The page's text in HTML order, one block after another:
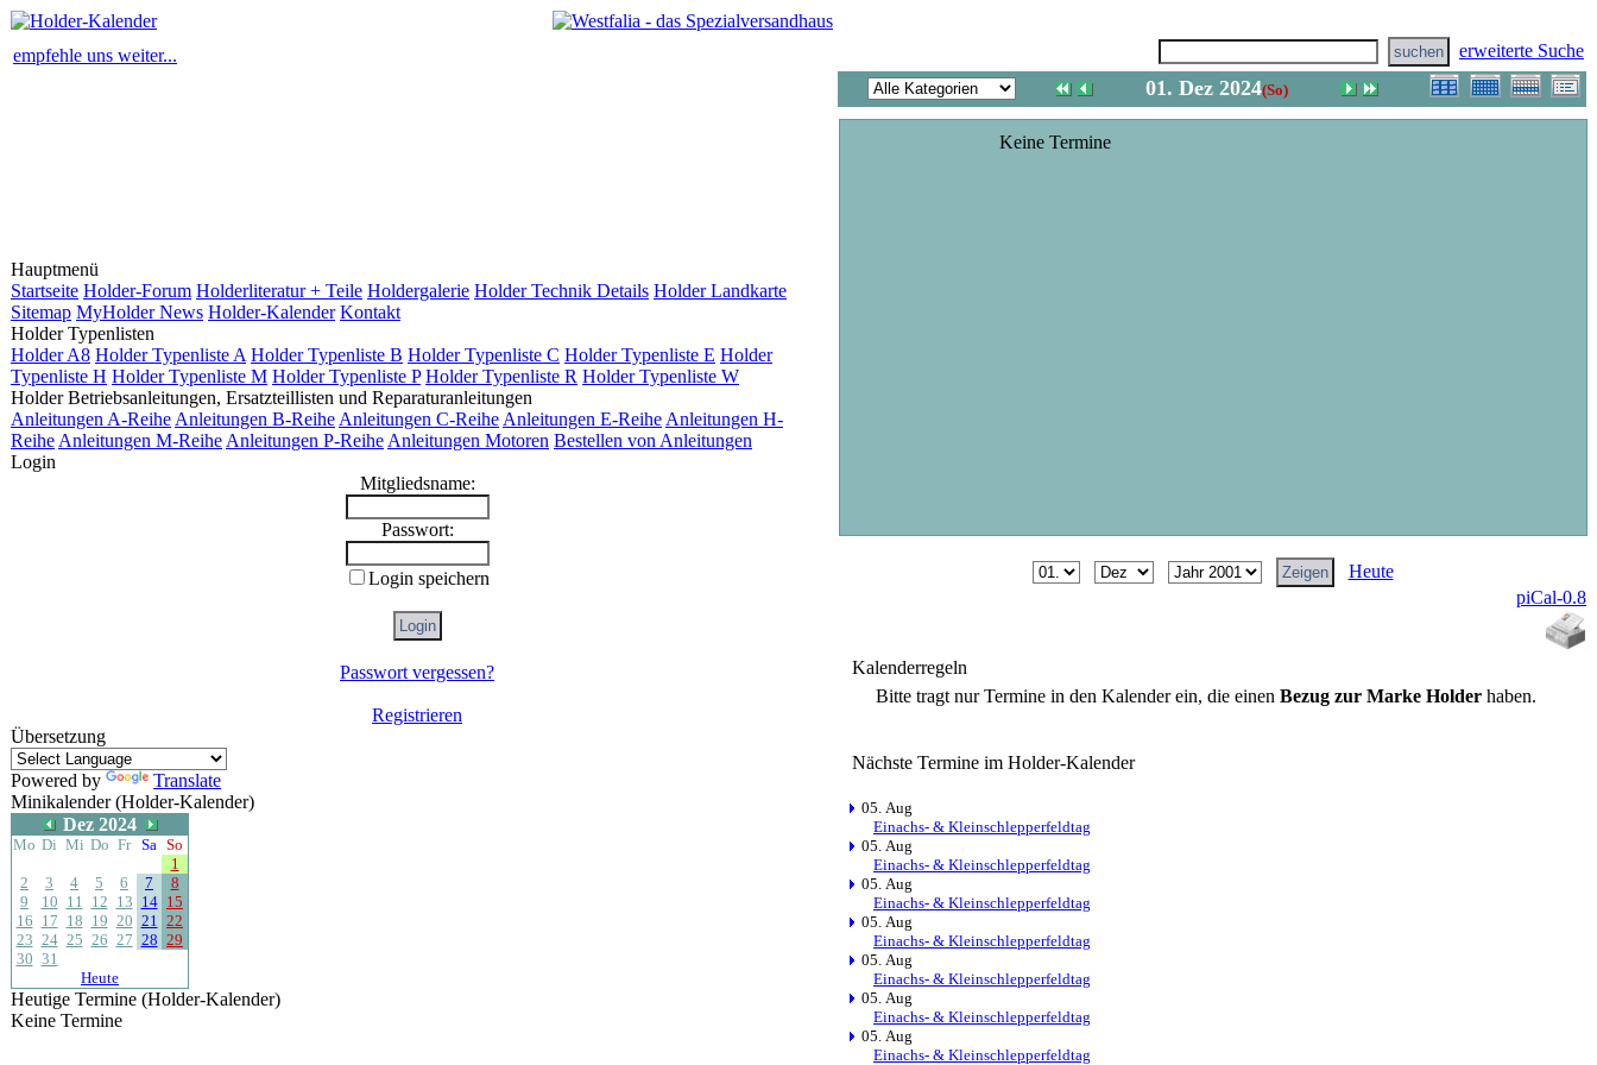
empfehle uns weiter... erweiterte Suche
Hauptmenü
Startseite Holder-Forum Holderliteratur + Teile Holdergalerie Holder Technik Details Holder Landkarte
Sitemap MyHolder News Holder-Kalender Kontakt
Holder Typenlisten
Holder A8 Holder Typenliste A Holder Typenliste B Holder Typenliste C Holder Typenliste E Holder
Typenliste H Holder Typenliste M Holder Typenliste P Holder Typenliste R Holder Typenliste W
Holder Betriebsanleitungen, Ersatzteillisten und Reparaturanleitungen
Anleitungen A-Reihe Anleitungen B-Reihe Anleitungen C-Reihe Anleitungen E-Reihe Anleitungen H-
Reihe Anleitungen M-Reihe Anleitungen P-Reihe Anleitungen Motoren Bestellen von Anleitungen
Login
Mitgliedsname:
Passwort:
Login speichern
Passwort vergessen?
Registrieren
Übersetzung
Powered by
Translate
Minikalender (Holder-Kalender)
Dez 2024
Mo Di Mi Do Fr Sa So
1
2
3 4 5 6 7
8
9
10 11 12 13 14 15
16 17 18 19 20 21 22
23 24 25 26 27 28 29
30 31
Heute
Heutige Termine (Holder-Kalender)
Keine Termine
01. Dez 2024(So)
Keine Termine
Heute
piCal-0.8
Kalenderregeln
Bitte tragt nur Termine in den Kalender ein, die einen Bezug zur Marke Holder haben.
Nächste Termine im Holder-Kalender
05. Aug
Einachs- & Kleinschlepperfeldtag
05. Aug
Einachs- & Kleinschlepperfeldtag
05. Aug
Einachs- & Kleinschlepperfeldtag
05. Aug
Einachs- & Kleinschlepperfeldtag
05. Aug
Einachs- & Kleinschlepperfeldtag
05. Aug
Einachs- & Kleinschlepperfeldtag
05. Aug
Einachs- & Kleinschlepperfeldtag